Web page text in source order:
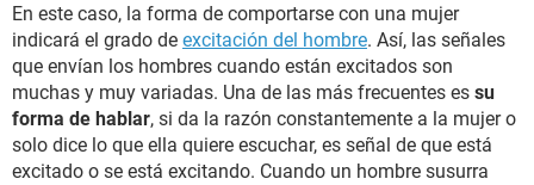
En este caso, la forma de comportarse con una mujer
indicará el grado de excitación del hombre. Así, las señales
que envían los hombres cuando están excitados son
muchas y muy variadas. Una de las más frecuentes es su
forma de hablar, si da la razón constantemente a la mujer o
solo dice lo que ella quiere escuchar, es señal de que está
excitado o se está excitando. Cuando un hombre susurra